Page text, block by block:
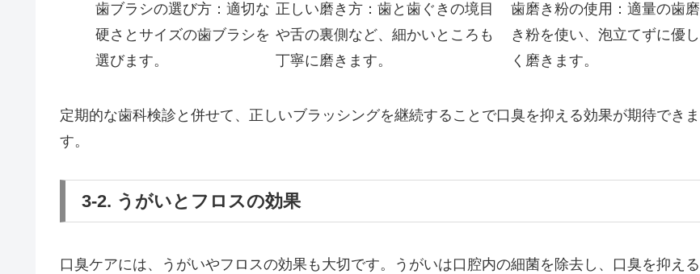
歯ブラシの選び方：適切な
硬さとサイズの歯ブラシを
選びます。
正しい磨き方：歯と歯ぐきの境目
や舌の裏側など、細かいところも
丁寧に磨きます。
歯磨き粉の使用：適量の歯磨
き粉を使い、泡立てずに優し
く磨きます。
定期的な歯科検診と併せて、正しいブラッシングを継続することで口臭を抑える効果が期待できま
す。
3-2. うがいとフロスの効果
口臭ケアには、うがいやフロスの効果も大切です。うがいは口腔内の細菌を除去し、口臭を抑える